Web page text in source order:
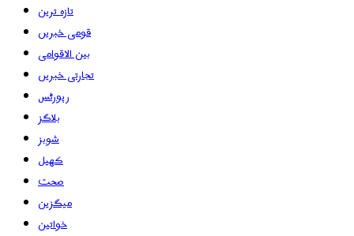
تازہ ترین
قومی خبریں
بین الاقوامی
تجارتی خبریں
رپورٹس
بلاگز
شوبز
کھیل
صحت
میگزین
خواتین